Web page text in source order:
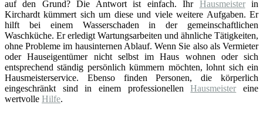
auf den Grund? Die Antwort ist einfach. Ihr Hausmeisterin
Kirchardt kümmert sich um diese und viele weitere Aufgaben. Er
hilft bei einem Wasserschaden in der gemeinschaftlichen
Waschküche. Er erledigt Wartungsarbeiten und ähnliche Tätigkeiten,
ohne Probleme im hausinternen Ablauf. Wenn Sie also als Vermieter
oder Hauseigentümer nicht selbst im Haus wohnen oder sich
entsprechend ständig persönlich kümmern möchten, lohnt sich ein
Hausmeisterservice. Ebenso finden Personen, die körperlich
eingeschränkt sind in einem professionellenHausmeister eine
wertvolle Hilfe.